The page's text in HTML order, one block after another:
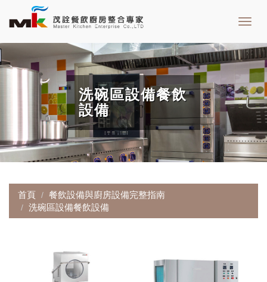
洗碗區設備餐飲
設備
首頁
餐飲設備與廚房設備完整指南
洗碗區設備餐飲設備